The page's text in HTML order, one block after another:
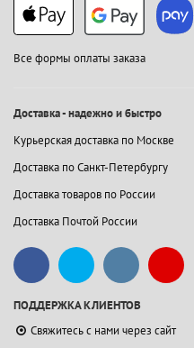
Все формы оплаты заказа
Доставка - надежно и быстро
Курьерская доставка по Москве
Доставка по Санкт-Петербургу
Доставка товаров по России
Доставка Почтой России
ПОДДЕРЖКА КЛИЕНТОВ
Свяжитесь с нами через сайт